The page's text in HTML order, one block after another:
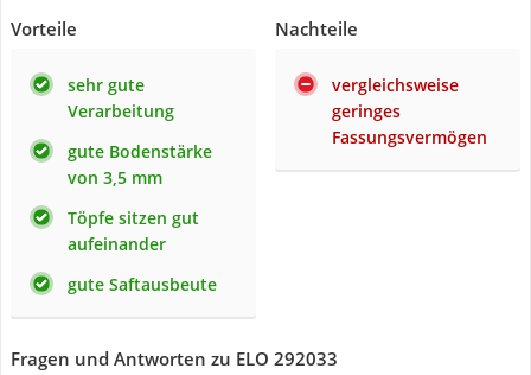
Vorteile
sehr gute
Verarbeitung
gute Bodenstärke
von 3,5 mm
Töpfe sitzen gut
aufeinander
gute Saftausbeute
Nachteile
vergleichsweise
geringes
Fassungsvermögen
Fragen und Antworten zu ELO 292033